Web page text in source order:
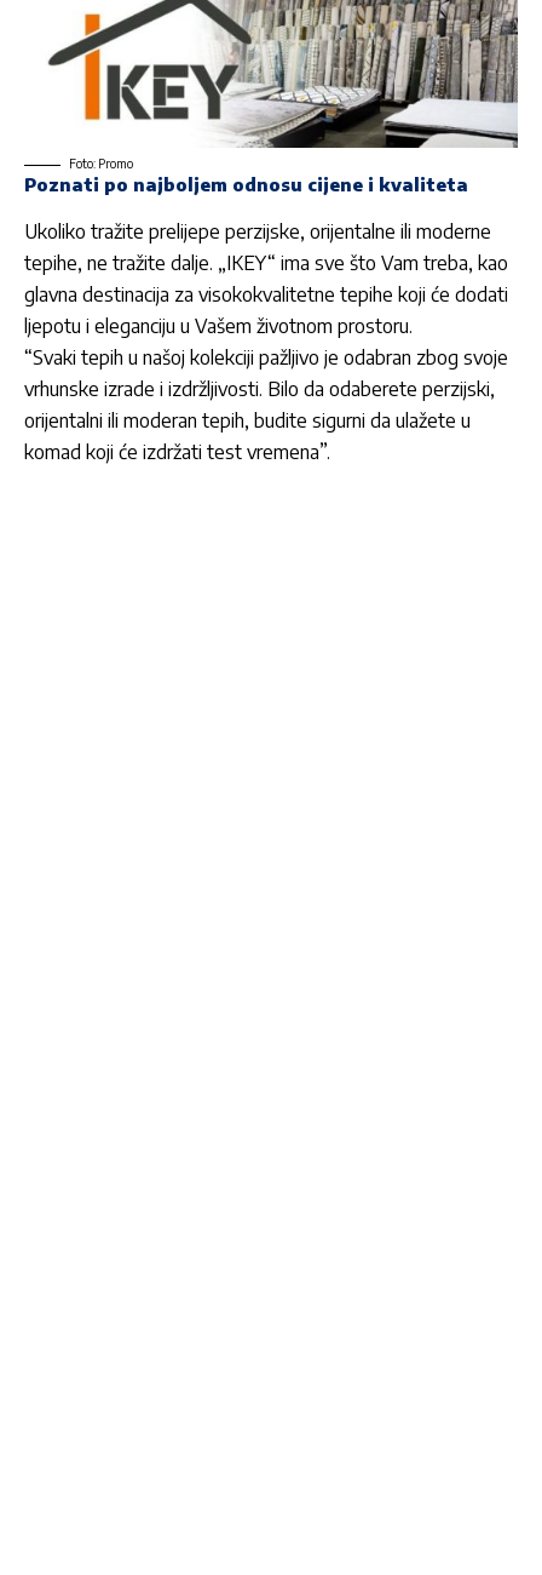
Foto: Promo
Poznati po najboljem odnosu cijene i kvaliteta
Ukoliko tražite prelijepe perzijske, orijentalne ili moderne
tepihe, ne tražite dalje. „IKEY“ ima sve što Vam treba, kao
glavna destinacija za visokokvalitetne tepihe koji će dodati
ljepotu i eleganciju u Vašem životnom prostoru.
“Svaki tepih u našoj kolekciji pažljivo je odabran zbog svoje
vrhunske izrade i izdržljivosti. Bilo da odaberete perzijski,
orijentalni ili moderan tepih, budite sigurni da ulažete u
komad koji će izdržati test vremena”.